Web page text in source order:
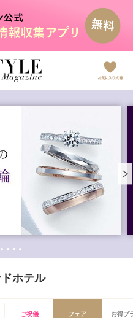
ホテル
ご祝儀 フェア お得プ